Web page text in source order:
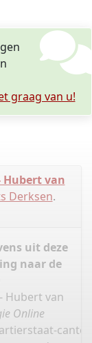
graag van u!
van
Derksen.
uit deze
naar de
Hubert van
Online